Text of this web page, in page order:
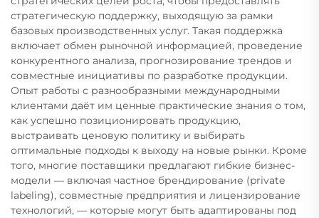
стратегическую поддержку, выходящую за рамки
базовых производственных услуг. Такая поддержка
включает обмен рыночной информацией, проведение
конкурентного анализа, прогнозирование трендов и
совместные инициативы по разработке продукции.
Опыт работы с разнообразными международными
клиентами даёт им ценные практические знания о том,
как успешно позиционировать продукцию,
выстраивать ценовую политику и выбирать
оптимальные подходы к выходу на новые рынки. Кроме
того, многие поставщики предлагают гибкие бизнес-
модели — включая частное брендирование (private
labeling), совместные предприятия и лицензирование
технологий, — которые могут быть адаптированы под